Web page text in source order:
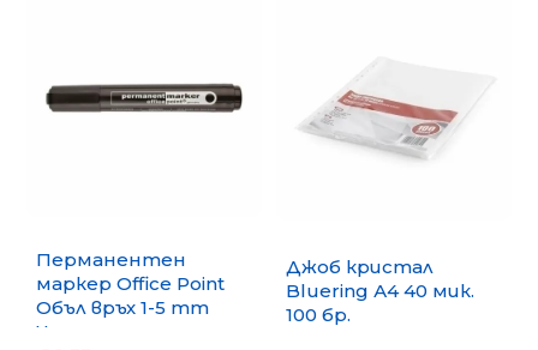
Перманентен
маркер Office Point
Объл връх 1-5 mm
Черен
Джоб кристал
Bluering А4 40 мик.
100 бр.